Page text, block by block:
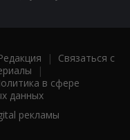
| Связаться с
|
в сфере
данных
рекламы